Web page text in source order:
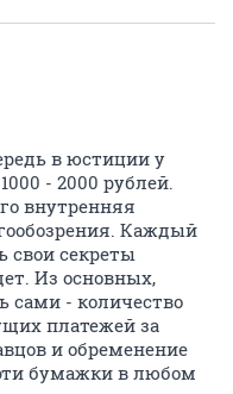
в юстиции у
- 2000 рублей.
внутренняя
Каждый
свои секреты
Из основных,
сами - количество
платежей за
и обременение
бумажки в любом